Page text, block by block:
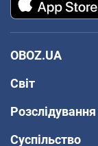
OBOZ.UA
Світ
Розслідування
Суспільство